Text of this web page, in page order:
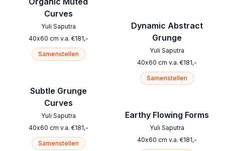
Curves
Yuli Saputra
40x60 cm v.a. €181,-
Samenstellen
Subtle Grunge
Curves
Yuli Saputra
40x60 cm v.a. €181,-
Samenstellen
Dynamic Abstract
Grunge
Yuli Saputra
40x60 cm v.a. €181,-
Samenstellen
Earthy Flowing Forms
Yuli Saputra
40x60 cm v.a. €181,-